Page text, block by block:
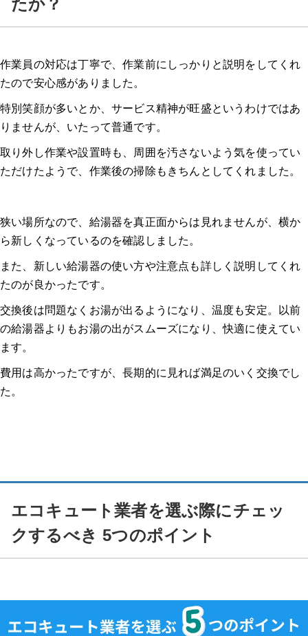
たか？
作業員の対応は丁寧で、作業前にしっかりと説明をしてくれ
たので安心感がありました。
特別笑顔が多いとか、サービス精神が旺盛というわけではあ
りませんが、いたって普通です。
取り外し作業や設置時も、周囲を汚さないよう気を使ってい
ただけたようで、作業後の掃除もきちんとしてくれました。
狭い場所なので、給湯器を真正面からは見れませんが、横か
ら新しくなっているのを確認しました。
また、新しい給湯器の使い方や注意点も詳しく説明してくれ
たのが良かったです。
交換後は問題なくお湯が出るようになり、温度も安定。以前
の給湯器よりもお湯の出がスムーズになり、快適に使えてい
ます。
費用は高かったですが、長期的に見れば満足のいく交換でし
た。
エコキュート業者を選ぶ際にチェッ
クするべき 5つのポイント